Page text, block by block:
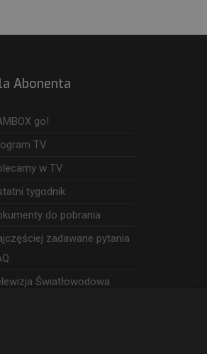
Abonenta
go!
TV
w TV
tygodnik
do pobrania
zadawane pytania
Światłowodowa